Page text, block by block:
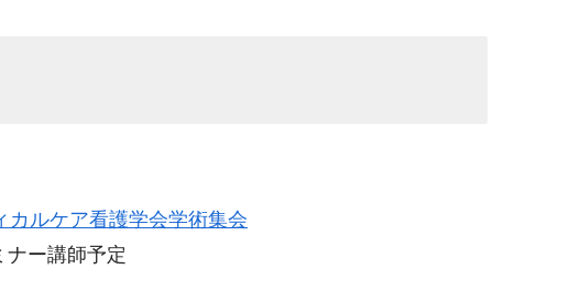
カルケア看護学会学術集会
ナー講師予定